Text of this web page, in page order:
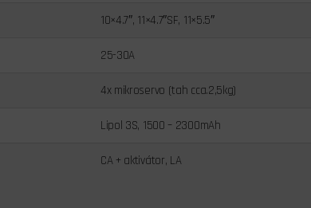
10×4.7″, 11×4.7″SF, 11×5.5″
25-30A
4x mikroservo (tah cca.2,5kg)
Lipol 3S, 1500 – 2300mAh
CA + aktivátor, LA